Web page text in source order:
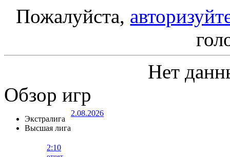
Пожалуйста,
Нет
Обзор игр
Экстралига
Высшая лига
2.08.2026
2:10